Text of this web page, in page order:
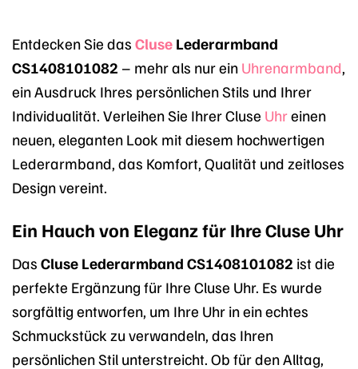
Entdecken Sie das Cluse Lederarmband
CS1408101082 – mehr als nur ein Uhrenarmband
ein Ausdruck Ihres persönlichen Stils und Ihrer
Individualität. Verleihen Sie Ihrer Cluse Uhreinen
neuen, eleganten Look mit diesem hochwertigen
Lederarmband, das Komfort, Qualität und zeitloses
Design vereint.
Ein Hauch von Eleganz für Ihre Cluse Uhr
Das Cluse Lederarmband CS1408101082 ist die
perfekte Ergänzung für Ihre Cluse Uhr. Es wurde
sorgfältig entworfen, um Ihre Uhr in ein echtes
Schmuckstück zu verwandeln, das Ihren
persönlichen Stil unterstreicht. Ob für den Alltag,